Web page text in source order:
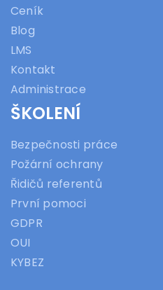
Ceník
Blog
LMS
Kontakt
Administrace
ŠKOLENÍ
Bezpečnosti práce
Požární ochrany
Řidičů referentů
První pomoci
GDPR
OUI
KYBEZ